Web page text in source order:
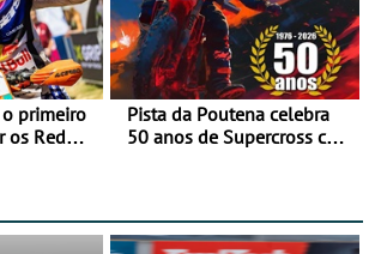
o primeiro
os Red
Pista da Poutena celebra
50 anos de Supercross com